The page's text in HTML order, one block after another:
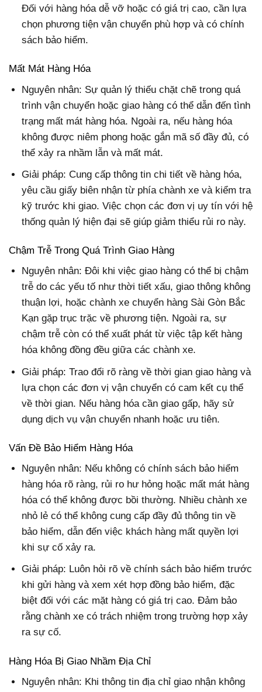
Đối với hàng hóa dễ vỡ hoặc có giá trị cao, cần lựa
chọn phương tiện vận chuyển phù hợp và có chính
sách bảo hiểm.
Mất Mát Hàng Hóa
Nguyên nhân: Sự quản lý thiếu chặt chẽ trong quá
trình vận chuyển hoặc giao hàng có thể dẫn đến tình
trạng mất mát hàng hóa. Ngoài ra, nếu hàng hóa
không được niêm phong hoặc gắn mã số đầy đủ, có
thể xảy ra nhầm lẫn và mất mát.
Giải pháp: Cung cấp thông tin chi tiết về hàng hóa,
yêu cầu giấy biên nhận từ phía chành xe và kiểm tra
kỹ trước khi giao. Việc chọn các đơn vị uy tín với hệ
thống quản lý hiện đại sẽ giúp giảm thiểu rủi ro này.
Chậm Trễ Trong Quá Trình Giao Hàng
Nguyên nhân: Đôi khi việc giao hàng có thể bị chậm
trễ do các yếu tố như thời tiết xấu, giao thông không
thuận lợi, hoặc chành xe chuyển hàng Sài Gòn Bắc
Kạn gặp trục trặc về phương tiện. Ngoài ra, sự
chậm trễ còn có thể xuất phát từ việc tập kết hàng
hóa không đồng đều giữa các chành xe.
Giải pháp: Trao đổi rõ ràng về thời gian giao hàng và
lựa chọn các đơn vị vận chuyển có cam kết cụ thể
về thời gian. Nếu hàng hóa cần giao gấp, hãy sử
dụng dịch vụ vận chuyển nhanh hoặc ưu tiên.
Vấn Đề Bảo Hiểm Hàng Hóa
Nguyên nhân: Nếu không có chính sách bảo hiểm
hàng hóa rõ ràng, rủi ro hư hỏng hoặc mất mát hàng
hóa có thể không được bồi thường. Nhiều chành xe
nhỏ lẻ có thể không cung cấp đầy đủ thông tin về
bảo hiểm, dẫn đến việc khách hàng mất quyền lợi
khi sự cố xảy ra.
Giải pháp: Luôn hỏi rõ về chính sách bảo hiểm trước
khi gửi hàng và xem xét hợp đồng bảo hiểm, đặc
biệt đối với các mặt hàng có giá trị cao. Đảm bảo
rằng chành xe có trách nhiệm trong trường hợp xảy
ra sự cố.
Hàng Hóa Bị Giao Nhầm Địa Chỉ
Nguyên nhân: Khi thông tin địa chỉ giao nhận không